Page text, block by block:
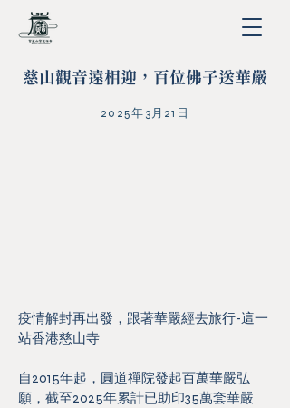
慈山觀音遠相迎，百位佛子送華嚴
2025年3月21日
疫情解封再出發，跟著華嚴經去旅行-這一
站香港慈山寺
自2015年起，圓道禪院發起百萬華嚴弘
願，截至2025年累計已助印35萬套華嚴